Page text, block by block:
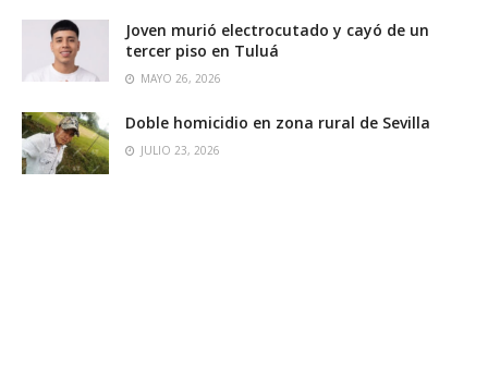
Joven murió electrocutado y cayó de un
tercer piso en Tuluá
MAYO 26, 2026
Doble homicidio en zona rural de Sevilla
JULIO 23, 2026